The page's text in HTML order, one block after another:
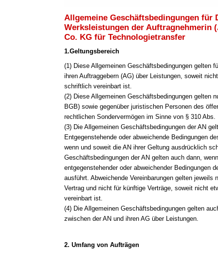
Allgemeine Geschäftsbedingungen für
Werksleistungen der Auftragnehmerin
Co. KG für Technologietransfer
1.Geltungsbereich
(1) Diese Allgemeinen Geschäftsbedingungen gelten
ihren Auftraggebern (AG) über Leistungen, soweit
schriftlich vereinbart ist.
(2) Diese Allgemeinen Geschäftsbedingungen gelten
BGB) sowie gegenüber juristischen Personen des
rechtlichen Sondervermögen im Sinne von § 310
(3) Die Allgemeinen Geschäftsbedingungen der AN
Entgegenstehende oder abweichende Bedingungen
wenn und soweit die AN ihrer Geltung ausdrücklich
Geschäftsbedingungen der AN gelten auch dann,
entgegenstehender oder abweichender Bedingungen
ausführt. Abweichende Vereinbarungen gelten jeweils
Vertrag und nicht für künftige Verträge, soweit nicht
vereinbart ist.
(4) Die Allgemeinen Geschäftsbedingungen gelten
zwischen der AN und ihren AG über Leistungen.
2. Umfang von Aufträgen